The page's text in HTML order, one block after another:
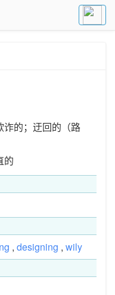
诈的；迂回的（路
的
, designing , wily